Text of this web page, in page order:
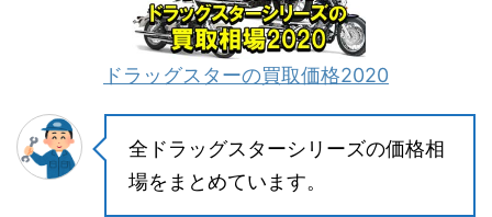
ドラッグスターの買取価格2020
全ドラッグスターシリーズの価格相
場をまとめています。